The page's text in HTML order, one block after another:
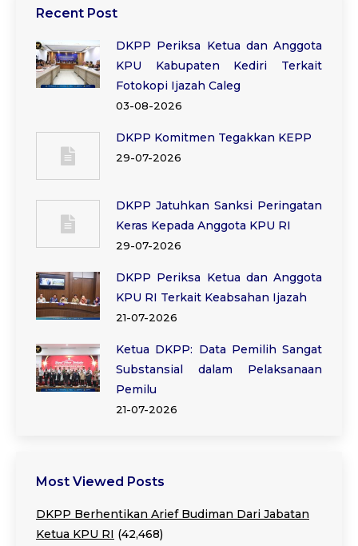
Recent Post
DKPP Periksa Ketua dan Anggota
KPU Kabupaten Kediri Terkait
Fotokopi Ijazah Caleg
03-08-2026
DKPP Komitmen Tegakkan KEPP
29-07-2026
DKPP Jatuhkan Sanksi Peringatan
Keras Kepada Anggota KPU RI
29-07-2026
DKPP Periksa Ketua dan Anggota
KPU RI Terkait Keabsahan Ijazah
21-07-2026
Ketua DKPP: Data Pemilih Sangat
Substansial dalam Pelaksanaan
Pemilu
21-07-2026
Most Viewed Posts
DKPP Berhentikan Arief Budiman Dari Jabatan
Ketua KPU RI (42,468)